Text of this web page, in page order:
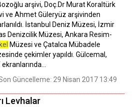
arşivi, Doç.Dr Murat Koraltürk
ve Ahmet Güleryüz arşivinden
İstanbul Deniz Müzesi, İzmir
Denizcilik Müzesi, Ankara Resim-
Müzesi ve Çatalca Mübadele
çekimler yapıldı. Gülcemal,
ekranlarında…
Güncelleme: 29 Nisan 2017 13:49
Levhalar